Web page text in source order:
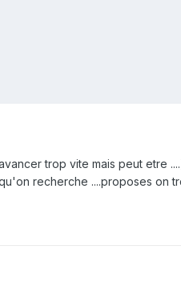
trop vite mais peut etre
recherche ....proposes on